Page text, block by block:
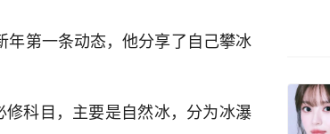
第一条动态，他分享了自己攀冰
科目，主要是自然冰，分为冰瀑